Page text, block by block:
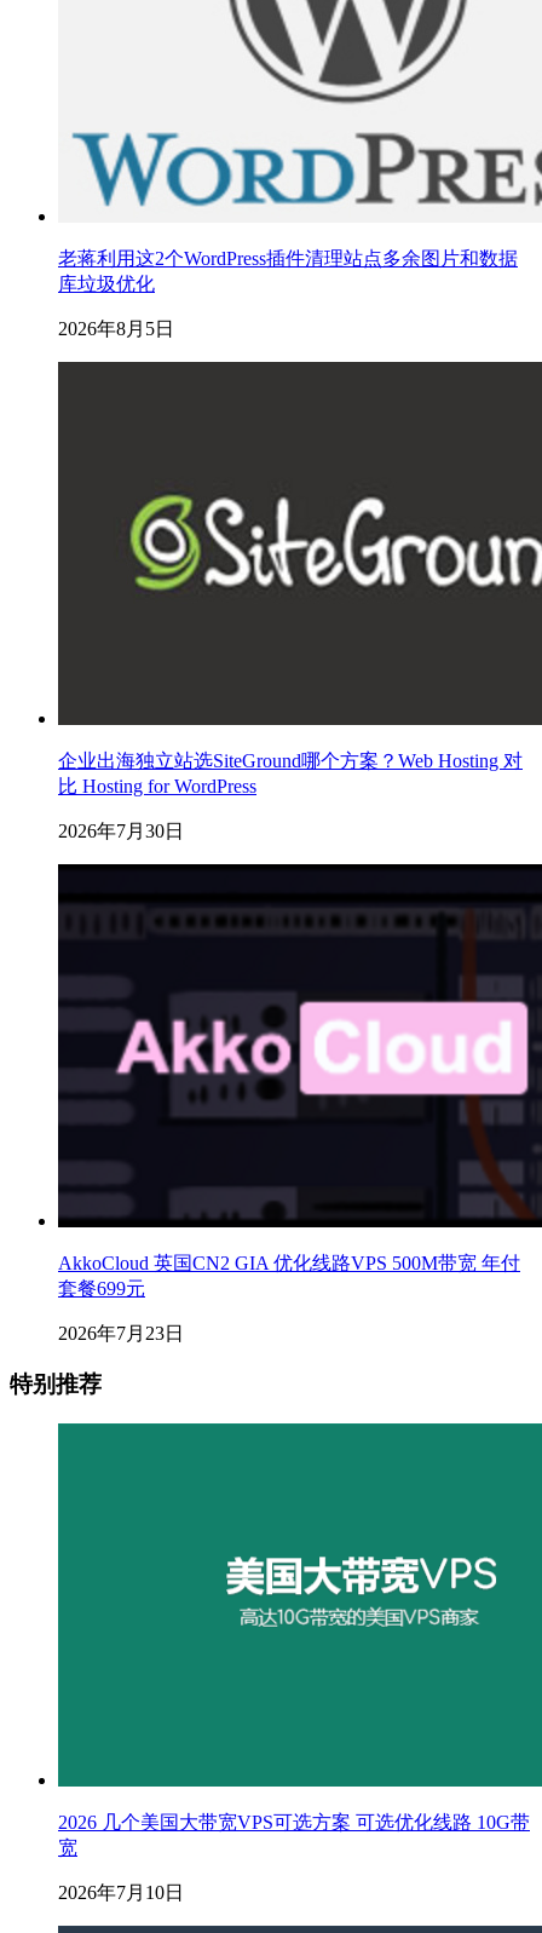
老蒋利用这2个WordPress插件清理站点多余图片和数据
库垃圾优化
2026年8月5日
企业出海独立站选SiteGround哪个方案？Web Hosting 对
比 Hosting for WordPress
2026年7月30日
AkkoCloud 英国CN2 GIA 优化线路VPS 500M带宽 年付
套餐699元
2026年7月23日
特别推荐
2026 几个美国大带宽VPS可选方案 可选优化线路 10G带
宽
2026年7月10日